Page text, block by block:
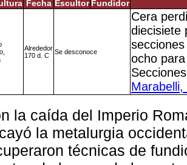
Fecha Escultor Fundidor
Alrededor
170 d. C
Se desconoce
Cera
diecisiete
ocho
Marabelli,
la caída del Imperio
la metalurgia
técnicas de